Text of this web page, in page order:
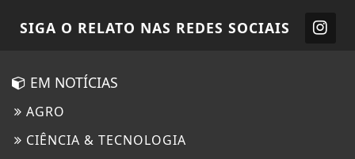
SIGA O RELATO NAS REDES SOCIAIS
EM NOTÍCIAS
AGRO
CIÊNCIA & TECNOLOGIA